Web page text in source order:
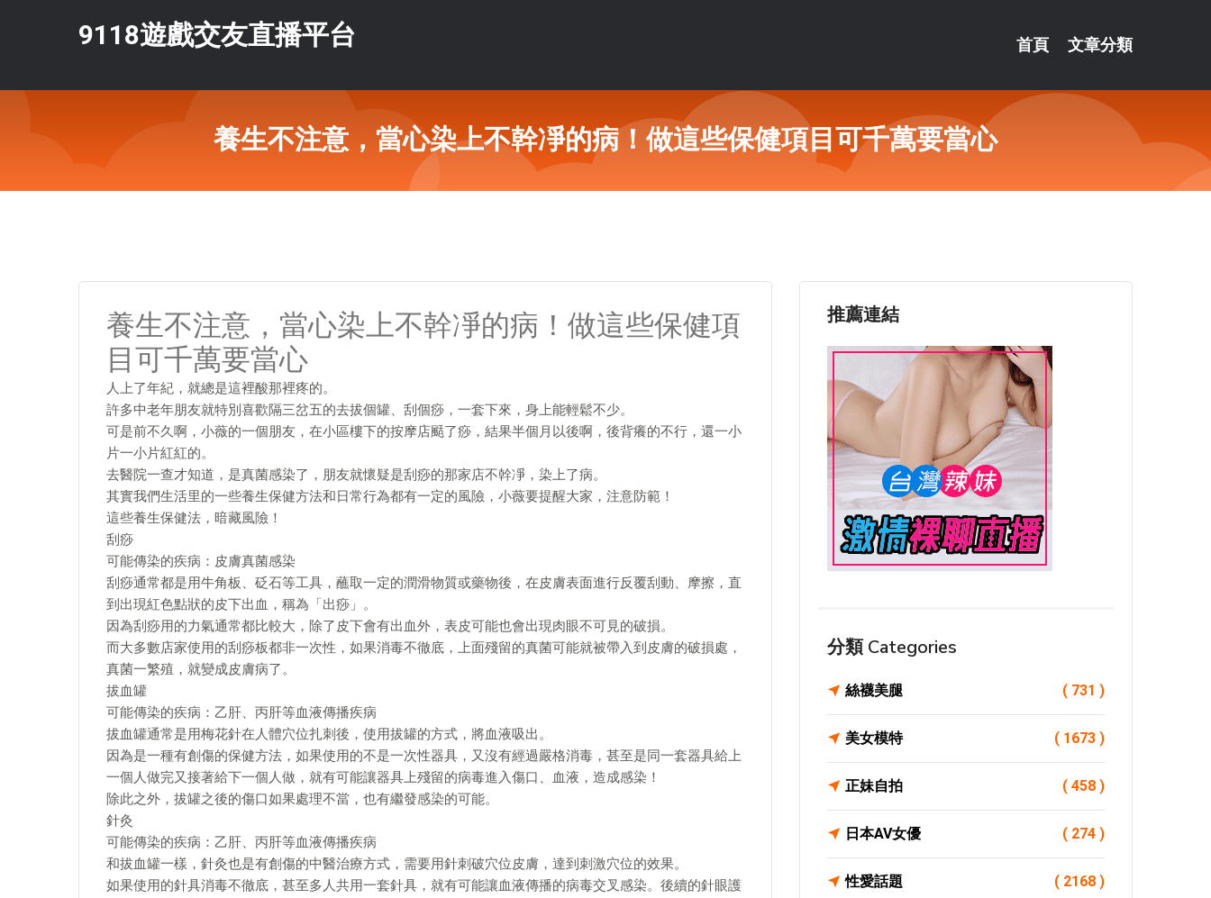
9118遊戲交友直播平台 首頁 文章分類
養生不注意，當心染上不幹凈的病！做這些保健項目可千萬要當心
養生不注意，當心染上不幹凈的病！做這些保健項
目可千萬要當心
人上了年紀，就總是這裡酸那裡疼的。
許多中老年朋友就特別喜歡隔三岔五的去拔個罐、刮個痧，一套下來，身上能輕鬆不少。
可是前不久啊，小薇的一個朋友，在小區樓下的按摩店颳了痧，結果半個月以後啊，後背癢的不行，還一小
片一小片紅紅的。
去醫院一查才知道，是真菌感染了，朋友就懷疑是刮痧的那家店不幹凈，染上了病。
其實我們生活里的一些養生保健方法和日常行為都有一定的風險，小薇要提醒大家，注意防範！
這些養生保健法，暗藏風險！
刮痧
可能傳染的疾病：皮膚真菌感染
刮痧通常都是用牛角板、砭石等工具，蘸取一定的潤滑物質或藥物後，在皮膚表面進行反覆刮動、摩擦，直
到出現紅色點狀的皮下出血，稱為「出痧」。
因為刮痧用的力氣通常都比較大，除了皮下會有出血外，表皮可能也會出現肉眼不可見的破損。
而大多數店家使用的刮痧板都非一次性，如果消毒不徹底，上面殘留的真菌可能就被帶入到皮膚的破損處，
真菌一繁殖，就變成皮膚病了。
拔血罐
可能傳染的疾病：乙肝、丙肝等血液傳播疾病
拔血罐通常是用梅花針在人體穴位扎刺後，使用拔罐的方式，將血液吸出。
因為是一種有創傷的保健方法，如果使用的不是一次性器具，又沒有經過嚴格消毒，甚至是同一套器具給上
一個人做完又接著給下一個人做，就有可能讓器具上殘留的病毒進入傷口、血液，造成感染！
除此之外，拔罐之後的傷口如果處理不當，也有繼發感染的可能。
針灸
可能傳染的疾病：乙肝、丙肝等血液傳播疾病
和拔血罐一樣，針灸也是有創傷的中醫治療方式，需要用針刺破穴位皮膚，達到刺激穴位的效果。
如果使用的針具消毒不徹底，甚至多人共用一套針具，就有可能讓血液傳播的病毒交叉感染。後續的針眼護
推薦連結
分類 Categories
絲襪美腿 ( 731 )
美女模特 ( 1673 )
正妹自拍 ( 458 )
日本AV女優 ( 274 )
性愛話題 ( 2168 )